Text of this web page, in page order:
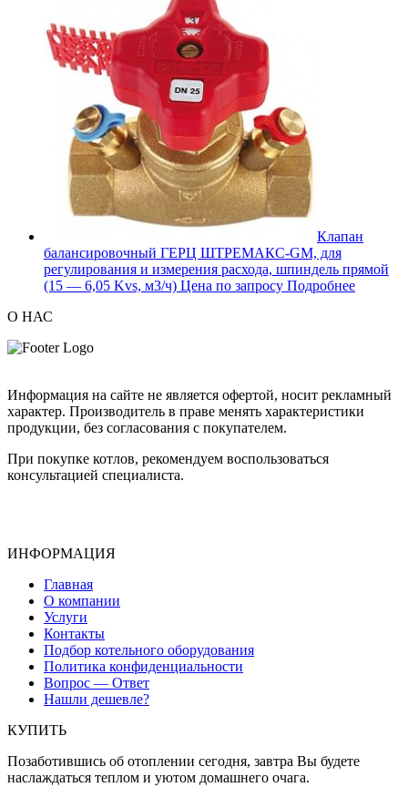
Клапан
балансировочный ГЕРЦ ШТРЕМАКС-GM, для
регулирования и измерения расхода, шпиндель прямой
(15 — 6,05 Kvs, м3/ч) Цена по запросу Подробнее
О НАС
Информация на сайте не является офертой, носит рекламный
характер. Производитель в праве менять характеристики
продукции, без согласования с покупателем.
При покупке котлов, рекомендуем воспользоваться
консультацией специалиста.
ИНФОРМАЦИЯ
Главная
О компании
Услуги
Контакты
Подбор котельного оборудования
Политика конфиденциальности
Вопрос — Ответ
Нашли дешевле?
КУПИТЬ
Позаботившись об отоплении сегодня, завтра Вы будете
наслаждаться теплом и уютом домашнего очага.